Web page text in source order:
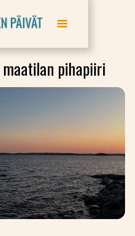
maatilan pihapiiri